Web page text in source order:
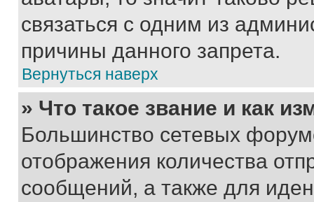
связаться с одним из
причины данного запрета.
Вернуться наверх
» Что такое звание и как
Большинство сетевых
отображения количества
сообщений, а также для